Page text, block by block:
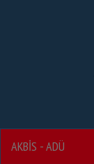
AKBİS - ADÜ